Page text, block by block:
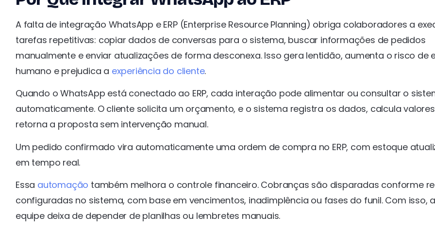
A falta de integração WhatsApp e ERP (Enterprise Resource Planning) obriga colaboradores a
tarefas repetitivas: copiar dados de conversas para o sistema, buscar informações de pedidos
manualmente e enviar atualizações de forma desconexa. Isso gera lentidão, aumenta o risco de
humano e prejudica a experiência do cliente.
Quando o WhatsApp está conectado ao ERP, cada interação pode alimentar ou consultar o
automaticamente. O cliente solicita um orçamento, e o sistema registra os dados, calcula
retorna a proposta sem intervenção manual.
Um pedido confirmado vira automaticamente uma ordem de compra no ERP, com estoque
em tempo real.
Essa automação também melhora o controle financeiro. Cobranças são disparadas conforme
configuradas no sistema, com base em vencimentos, inadimplência ou fases do funil. Com isso, a
equipe deixa de depender de planilhas ou lembretes manuais.